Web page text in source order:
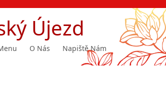
Újezd
O Nás Napiště Nám